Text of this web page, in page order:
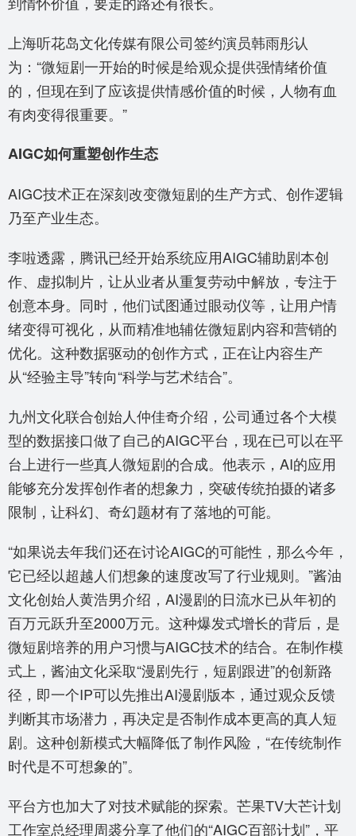
上海听花岛文化传媒有限公司签约演员韩雨彤认
为：“微短剧一开始的时候是给观众提供强情绪价值
的，但现在到了应该提供情感价值的时候，人物有血
有肉变得很重要。”
AIGC如何重塑创作生态
AIGC技术正在深刻改变微短剧的生产方式、创作逻辑
乃至产业生态。
李啦透露，腾讯已经开始系统应用AIGC辅助剧本创
作、虚拟制片，让从业者从重复劳动中解放，专注于
创意本身。同时，他们试图通过眼动仪等，让用户情
绪变得可视化，从而精准地辅佐微短剧内容和营销的
优化。这种数据驱动的创作方式，正在让内容生产
从“经验主导”转向“科学与艺术结合”。
九州文化联合创始人仲佳奇介绍，公司通过各个大模
型的数据接口做了自己的AIGC平台，现在已可以在平
台上进行一些真人微短剧的合成。他表示，AI的应用
能够充分发挥创作者的想象力，突破传统拍摄的诸多
限制，让科幻、奇幻题材有了落地的可能。
“如果说去年我们还在讨论AIGC的可能性，那么今年，
它已经以超越人们想象的速度改写了行业规则。”酱油
文化创始人黄浩男介绍，AI漫剧的日流水已从年初的
百万元跃升至2000万元。这种爆发式增长的背后，是
微短剧培养的用户习惯与AIGC技术的结合。在制作模
式上，酱油文化采取“漫剧先行，短剧跟进”的创新路
径，即一个IP可以先推出AI漫剧版本，通过观众反馈
判断其市场潜力，再决定是否制作成本更高的真人短
剧。这种创新模式大幅降低了制作风险，“在传统制作
时代是不可想象的”。
平台方也加大了对技术赋能的探索。芒果TV大芒计划
工作室总经理周裘分享了他们的“AIGC百部计划”，平